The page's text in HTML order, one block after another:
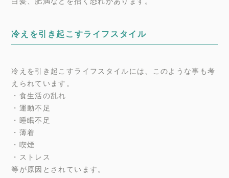
冷えを引き起こすライフスタイル
冷えを引き起こすライフスタイルには、このような事も考
えられています。
・食生活の乱れ
・運動不足
・睡眠不足
・薄着
・喫煙
・ストレス
等が原因とされています。